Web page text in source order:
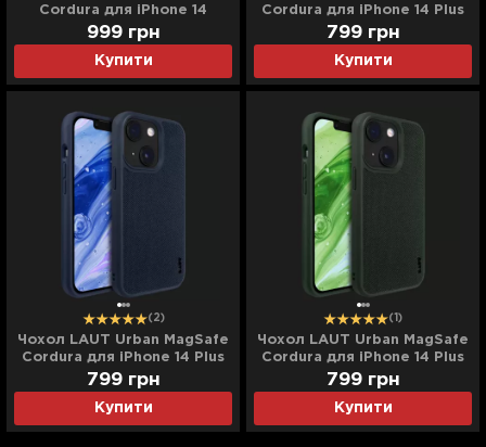
Cordura для iPhone 14
(Indigo)
Купити
999 грн
Cordura для iPhone 14 Plus
(Black)
Купити
799 грн
(2)
Чохол LAUT Urban MagSafe
Cordura для iPhone 14 Plus
(Indigo)
Купити
799 грн
(1)
Чохол LAUT Urban MagSafe
Cordura для iPhone 14 Plus
(Olive)
Купити
799 грн